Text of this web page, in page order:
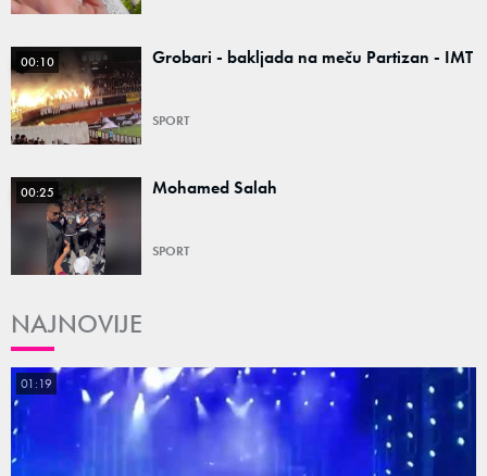
00:10 Grobari - bakljada na meču Partizan - IMT
SPORT
00:25 Mohamed Salah
SPORT
NAJNOVIJE
01:19